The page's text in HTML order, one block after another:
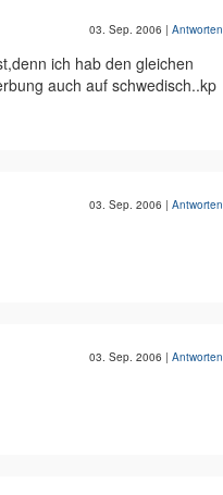
03. Sep. 2006 | Antworten
ich hab den gleichen
auch auf schwedisch..kp
03. Sep. 2006 | Antworten
03. Sep. 2006 | Antworten